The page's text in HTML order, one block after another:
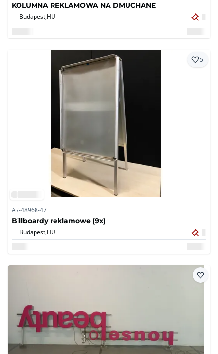
KOLUMNA REKLAMOWA NA DMUCHANE
Budapest,HU
5
A7-48968-47
Billboardy reklamowe (9x)
Budapest,HU